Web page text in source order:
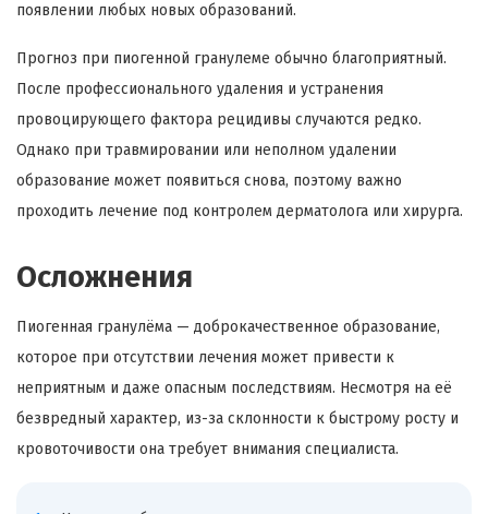
появлении любых новых образований.
Прогноз при пиогенной гранулеме обычно благоприятный.
После профессионального удаления и устранения
провоцирующего фактора рецидивы случаются редко.
Однако при травмировании или неполном удалении
образование может появиться снова, поэтому важно
проходить лечение под контролем дерматолога или хирурга.
Осложнения
Пиогенная гранулёма — доброкачественное образование,
которое при отсутствии лечения может привести к
неприятным и даже опасным последствиям. Несмотря на её
безвредный характер, из-за склонности к быстрому росту и
кровоточивости она требует внимания специалиста.